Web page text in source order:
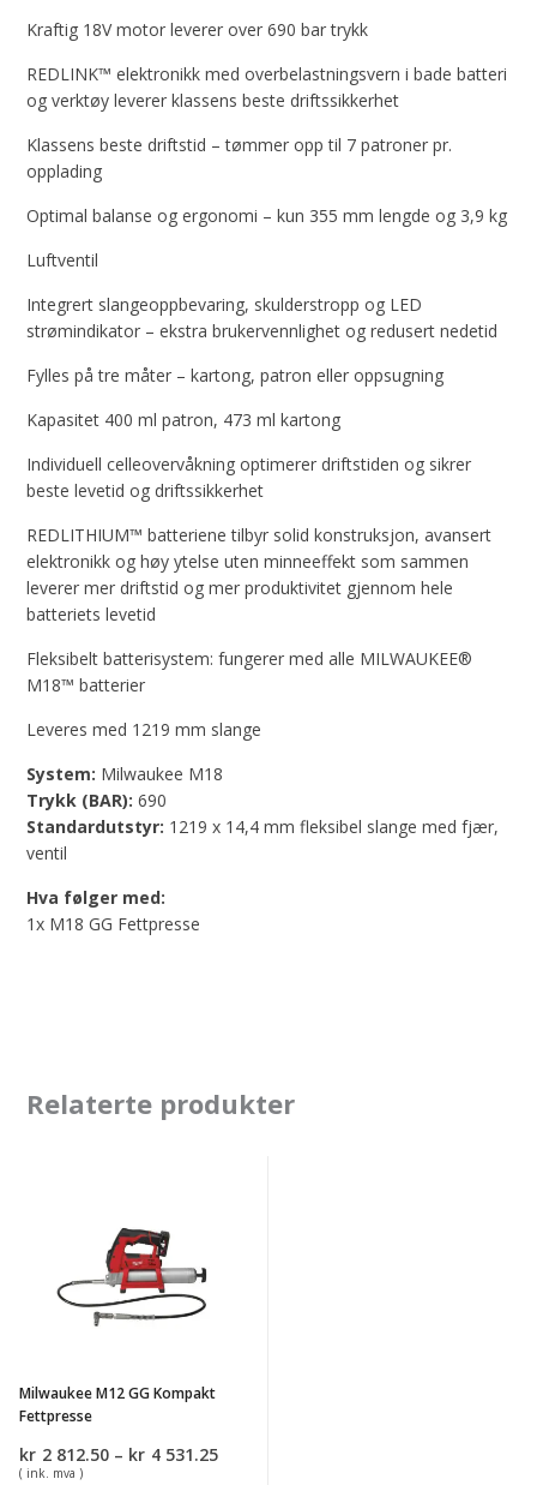
Kraftig 18V motor leverer over 690 bar trykk
REDLINK™ elektronikk med overbelastningsvern i bade batteri
og verktøy leverer klassens beste driftssikkerhet
Klassens beste driftstid – tømmer opp til 7 patroner pr.
opplading
Optimal balanse og ergonomi – kun 355 mm lengde og 3,9 kg
Luftventil
Integrert slangeoppbevaring, skulderstropp og LED
strømindikator – ekstra brukervennlighet og redusert nedetid
Fylles på tre måter – kartong, patron eller oppsugning
Kapasitet 400 ml patron, 473 ml kartong
Individuell celleovervåkning optimerer driftstiden og sikrer
beste levetid og driftssikkerhet
REDLITHIUM™ batteriene tilbyr solid konstruksjon, avansert
elektronikk og høy ytelse uten minneeffekt som sammen
leverer mer driftstid og mer produktivitet gjennom hele
batteriets levetid
Fleksibelt batterisystem: fungerer med alle MILWAUKEE®
M18™ batterier
Leveres med 1219 mm slange
System: Milwaukee M18
Trykk (BAR): 690
Standardutstyr: 1219 x 14,4 mm fleksibel slange med fjær,
ventil
Hva følger med:
1x M18 GG Fettpresse
Relaterte produkter
Kompakt
Fettpresse
Milwaukee M12 GG Kompakt
Fettpresse
kr 2 812.50 – kr 4 531.25Prisområde:
( ink. mva )